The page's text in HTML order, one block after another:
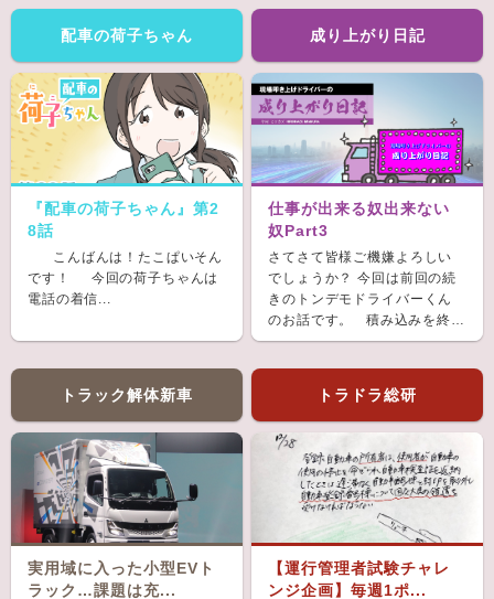
配車の荷子ちゃん
『配車の荷子ちゃん』第2
8話
こんばんは！たこぱいそん
です！ 今回の荷子ちゃんは
電話の着信...
成り上がり日記
仕事が出来る奴出来ない
奴Part3
さてさて皆様ご機嫌よろしい
でしょうか？ 今回は前回の続
きのトンデモドライバーくん
のお話です。 積み込みを終
え、ホッと...
トラック解体新車
実用域に入った小型EVト
ラック…課題は充...
トラドラ総研
【運行管理者試験チャレ
ンジ企画】毎週1ポ...